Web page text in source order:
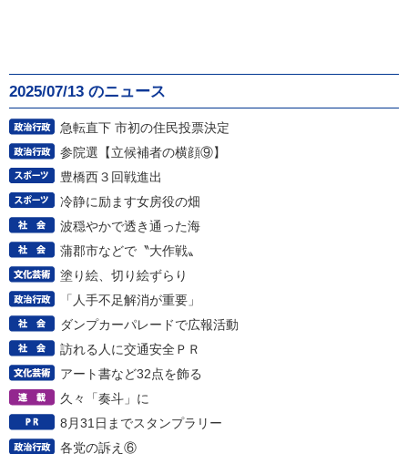
2025/07/13 のニュース
急転直下 市初の住民投票決定
参院選【立候補者の横顔⑨】
豊橋西３回戦進出
冷静に励ます女房役の畑
波穏やかで透き通った海
蒲郡市などで〝大作戦〟
塗り絵、切り絵ずらり
「人手不足解消が重要」
ダンプカーパレードで広報活動
訪れる人に交通安全ＰＲ
アート書など32点を飾る
久々「奏斗」に
8月31日までスタンプラリー
各党の訴え⑥